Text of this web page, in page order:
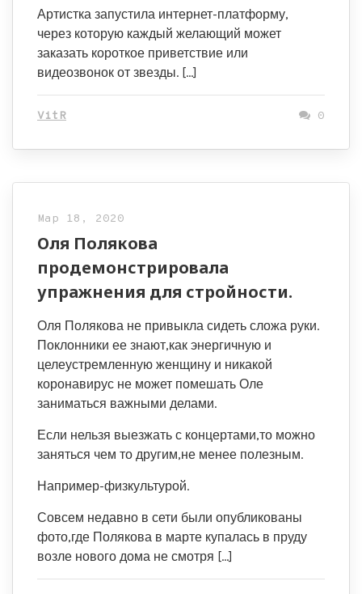
Артистка запустила интернет-платформу,
через которую каждый желающий может
заказать короткое приветствие или
видеозвонок от звезды. […]
VitR 0
Мар 18, 2020
Оля Полякова
продемонстрировала
упражнения для стройности.
Оля Полякова не привыкла сидеть сложа руки.
Поклонники ее знают,как энергичную и
целеустремленную женщину и никакой
коронавирус не может помешать Оле
заниматься важными делами.
Если нельзя выезжать с концертами,то можно
заняться чем то другим,не менее полезным.
Например-физкультурой.
Совсем недавно в сети были опубликованы
фото,где Полякова в марте купалась в пруду
возле нового дома не смотря […]